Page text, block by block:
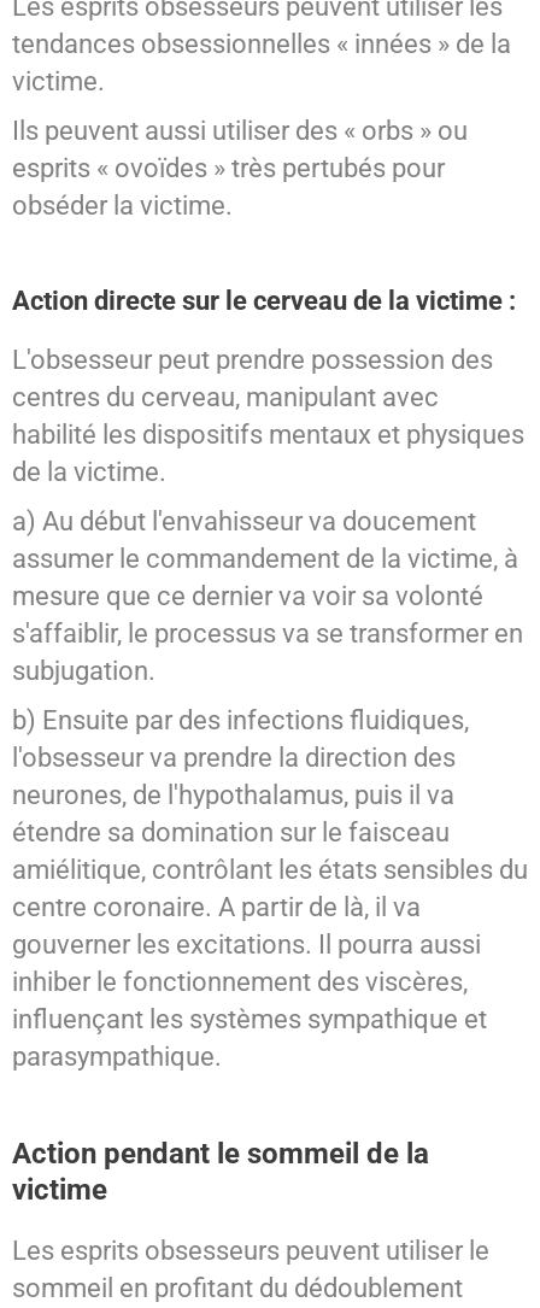
Les esprits obsesseurs peuvent utiliser les
tendances obsessionnelles « innées » de la
victime.
Ils peuvent aussi utiliser des « orbs » ou
esprits « ovoïdes » très pertubés pour
obséder la victime.
Action directe sur le cerveau de la victime :
L'obsesseur peut prendre possession des
centres du cerveau, manipulant avec
habilité les dispositifs mentaux et physiques
de la victime.
a) Au début l'envahisseur va doucement
assumer le commandement de la victime, à
mesure que ce dernier va voir sa volonté
s'affaiblir, le processus va se transformer en
subjugation.
b) Ensuite par des infections fluidiques,
l'obsesseur va prendre la direction des
neurones, de l'hypothalamus, puis il va
étendre sa domination sur le faisceau
amiélitique, contrôlant les états sensibles du
centre coronaire. A partir de là, il va
gouverner les excitations. Il pourra aussi
inhiber le fonctionnement des viscères,
influençant les systèmes sympathique et
parasympathique.
Action pendant le sommeil de la
victime
Les esprits obsesseurs peuvent utiliser le
sommeil en profitant du dédoublement